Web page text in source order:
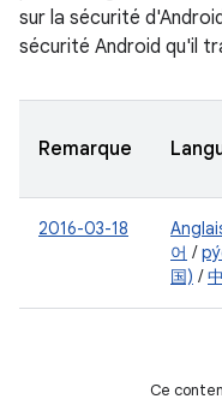
sur la sécurité
sécurité Android qu'il
Remarque
2016-03-18
어 /
国) /
Ce